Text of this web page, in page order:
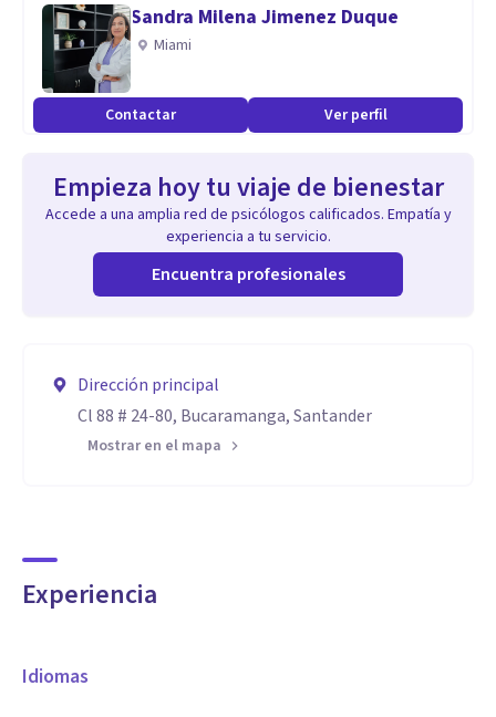
Sandra Milena Jimenez Duque
Miami
Contactar Ver perfil
Empieza hoy tu viaje de bienestar
Accede a una amplia red de psicólogos calificados. Empatía y
experiencia a tu servicio.
Encuentra profesionales
Dirección principal
Cl 88 # 24-80, Bucaramanga, Santander
Mostrar en el mapa
Experiencia
Idiomas